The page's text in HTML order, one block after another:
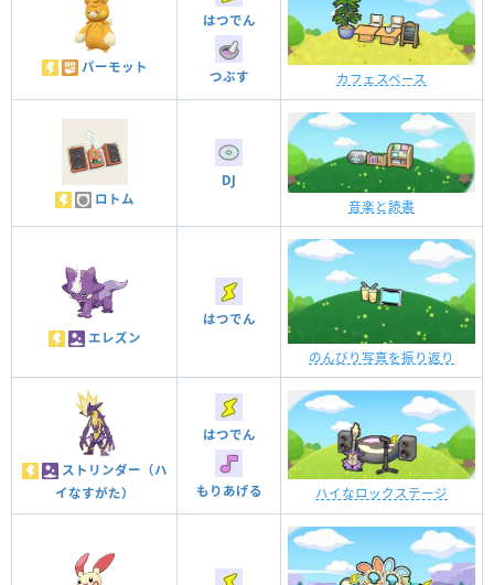
パーモット
はつでん
つぶす カフェスペース
ロトム
DJ
音楽と読書
エレズン
はつでん
のんびり写真を振り返り
ストリンダー（ハ
イなすがた）
はつでん
もりあげる ハイなロックステージ